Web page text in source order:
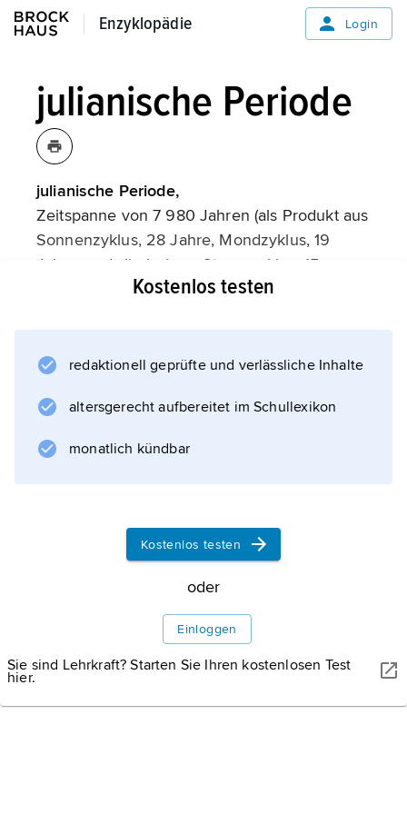
Enzyklopädie
Enzyklopädie Login
julianische Periode
julianische Periode,
Zeitspanne von 7 980 Jahren (als Produkt aus
Sonnenzyklus, 28 Jahre, Mondzyklus, 19
Jahre, und römischem Steuerzyklus, 15
verschiedenen historischen Ereignissen, die
Ären oder Kalendern angegeben werden
können, vorgeschlagen und nach seinem
Vater
Informationen zum Artikel
Kostenlos testen
redaktionell geprüfte und verlässliche Inhalte
altersgerecht aufbereitet im Schullexikon
monatlich kündbar
Kostenlos testen
oder
Einloggen
Sie sind Lehrkraft? Starten Sie Ihren kostenlosen Test
hier.